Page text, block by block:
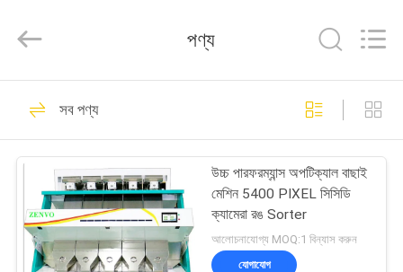
পণ্য
আমাদের
সম্পর্কে
Reserved.
চাল শস্য ড্রায়ার
51
পণ্য
সব পণ্য
উচ্চ পারফরম্যান্স অপটিক্যাল বাছাই
মেশিন 5400 PIXEL সিসিডি
ক্যামেরা রঙ Sorter
আলোচনাযোগ্য MOQ:1 বিন্যাস করুন
যোগাযোগ